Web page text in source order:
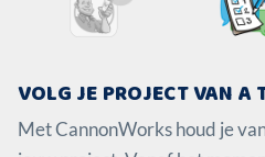
VOLG JE PROJECT VAN A
Met CannonWorks houd je